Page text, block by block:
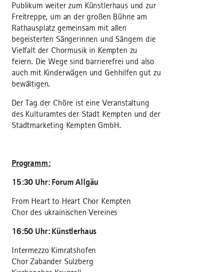
Publikum weiter zum Künstlerhaus und zur
Freitreppe, um an der großen Bühne am
Rathausplatz gemeinsam mit allen
begeisterten Sängerinnen und Sängern die
Vielfalt der Chormusik in Kempten zu
feiern. Die Wege sind barrierefrei und also
auch mit Kinderwägen und Gehhilfen gut zu
bewältigen.
Der Tag der Chöre ist eine Veranstaltung
des Kulturamtes der Stadt Kempten und der
Stadtmarketing Kempten GmbH.
Programm:
15:30 Uhr: Forum Allgäu
From Heart to Heart Chor Kempten
Chor des ukrainischen Vereines
16:50 Uhr: Künstlerhaus
Intermezzo Kimratshofen
Chor Zabander Sulzberg